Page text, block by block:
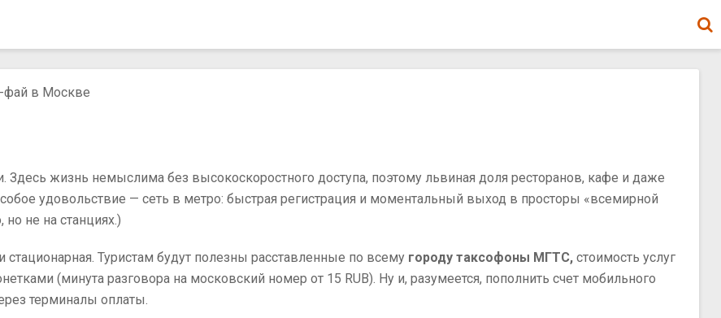
фай в Москве
Здесь жизнь немыслима без высокоскоростного доступа, поэтому львиная доля ресторанов, кафе и даже
удовольствие — сеть в метро: быстрая регистрация и моментальный выход в просторы «всемирной
не на станциях.)
Туристам будут полезны расставленные по всему городу таксофоны МГТС, стоимость услуг
(минута разговора на московский номер от 15 RUB). Ну и, разумеется, пополнить счет мобильного
терминалы оплаты.